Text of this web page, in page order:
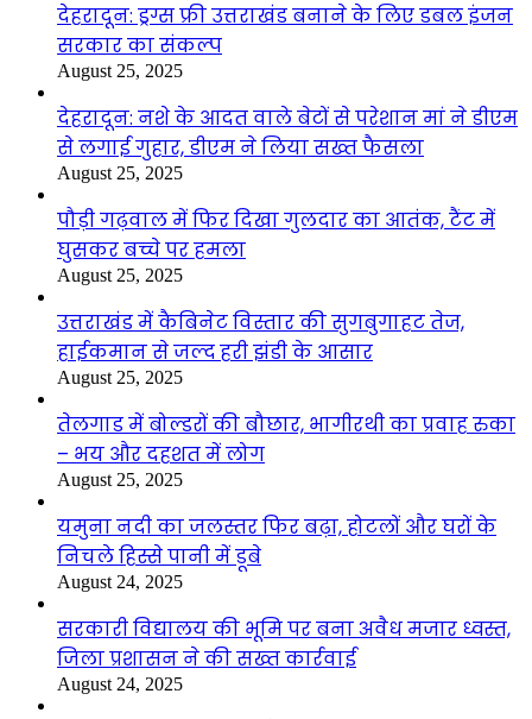
देहरादून: ड्रग्स फ्री उत्तराखंड बनाने के लिए डबल इंजन
सरकार का संकल्प
August 25, 2025
देहरादून: नशे के आदत वाले बेटों से परेशान मां ने डीएम
से लगाई गुहार, डीएम ने लिया सख्त फैसला
August 25, 2025
पौड़ी गढ़वाल में फिर दिखा गुलदार का आतंक, टैंट में
घुसकर बच्चे पर हमला
August 25, 2025
उत्तराखंड में कैबिनेट विस्तार की सुगबुगाहट तेज,
हाईकमान से जल्द हरी झंडी के आसार
August 25, 2025
तेलगाड में बोल्डरों की बौछार, भागीरथी का प्रवाह रुका
– भय और दहशत में लोग
August 25, 2025
यमुना नदी का जलस्तर फिर बढ़ा, होटलों और घरों के
निचले हिस्से पानी में डूबे
August 24, 2025
सरकारी विद्यालय की भूमि पर बना अवैध मजार ध्वस्त,
जिला प्रशासन ने की सख्त कार्रवाई
August 24, 2025